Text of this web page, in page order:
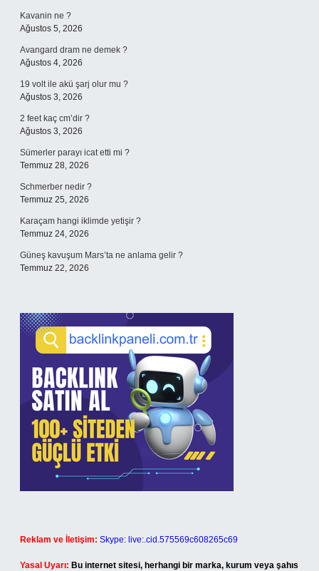
Kavanin ne ?
Ağustos 5, 2026
Avangard dram ne demek ?
Ağustos 4, 2026
19 volt ile akü şarj olur mu ?
Ağustos 3, 2026
2 feet kaç cm’dir ?
Ağustos 3, 2026
Sümerler parayı icat etti mi ?
Temmuz 28, 2026
Schmerber nedir ?
Temmuz 25, 2026
Karaçam hangi iklimde yetişir ?
Temmuz 24, 2026
Güneş kavuşum Mars’ta ne anlama gelir ?
Temmuz 22, 2026
Reklam ve İletişim: Skype: live:.cid.575569c608265c69
Yasal Uyarı: Bu internet sitesi, herhangi bir marka, kurum veya şahıs